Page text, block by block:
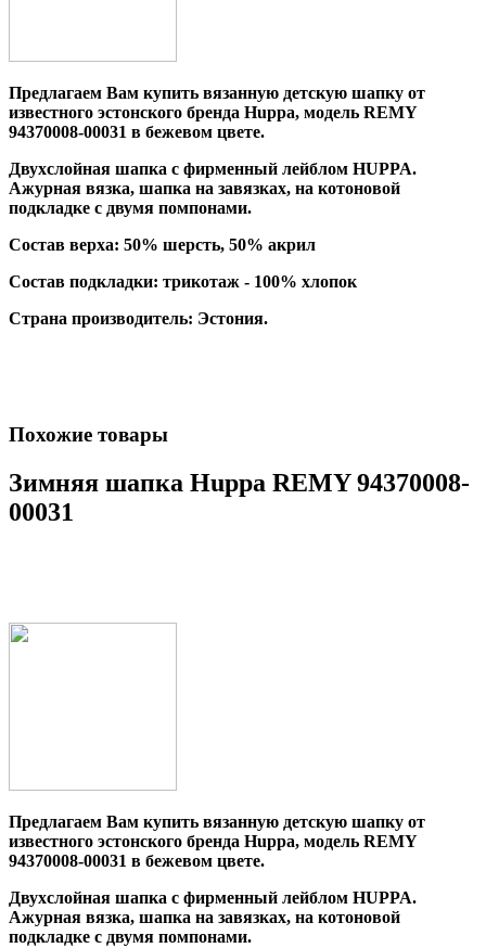
Предлагаем Вам купить вязанную детскую шапку от
известного эстонского бренда Huppa, модель REMY
94370008-00031 в бежевом цвете.
Двухслойная шапка с фирменный лейблом HUPPA.
Ажурная вязка, шапка на завязках, на котоновой
подкладке с двумя помпонами.
Состав верха: 50% шерсть, 50% акрил
Состав подкладки: трикотаж - 100% хлопок
Страна производитель: Эстония.
Похожие товары
Зимняя шапка Huppa REMY 94370008-
00031
Предлагаем Вам купить вязанную детскую шапку от
известного эстонского бренда Huppa, модель REMY
94370008-00031 в бежевом цвете.
Двухслойная шапка с фирменный лейблом HUPPA.
Ажурная вязка, шапка на завязках, на котоновой
подкладке с двумя помпонами.